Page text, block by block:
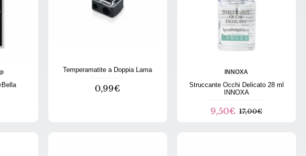
Temperamatite a Doppia Lama
0,99€
INNOXA
Struccante Occhi Delicato 28 ml
INNOXA
9,50€ 17,00€